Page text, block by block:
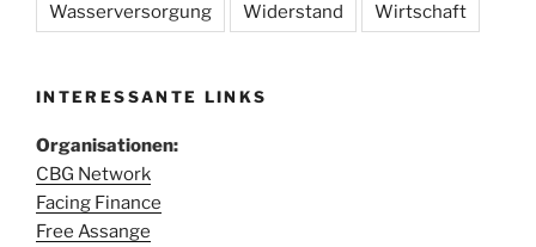
Wasserversorgung Widerstand Wirtschaft
INTERESSANTE LINKS
Organisationen:
CBG Network
Facing Finance
Free Assange